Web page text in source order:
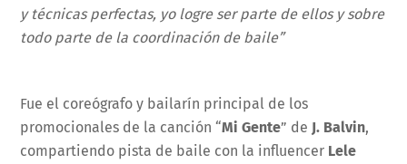
y técnicas perfectas, yo logre ser parte de ellos y sobre
todo parte de la coordinación de baile”
Fue el coreógrafo y bailarín principal de los
promocionales de la canción “Mi Gente” de J. Balvin,
compartiendo pista de baile con la influencer Lele